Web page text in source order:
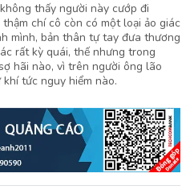
thấy người này cướp đi
chí cô còn có một loại ảo giác
mình, bản thân tự tay đưa thương
rất kỳ quái, thế nhưng trong
hãi nào, vì trên người ông lão
tức nguy hiểm nào.